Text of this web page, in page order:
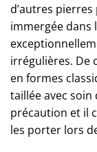
d’autres
immergée dans
irrégulières. De
en formes
taillée avec
précaution et il
les porter lors